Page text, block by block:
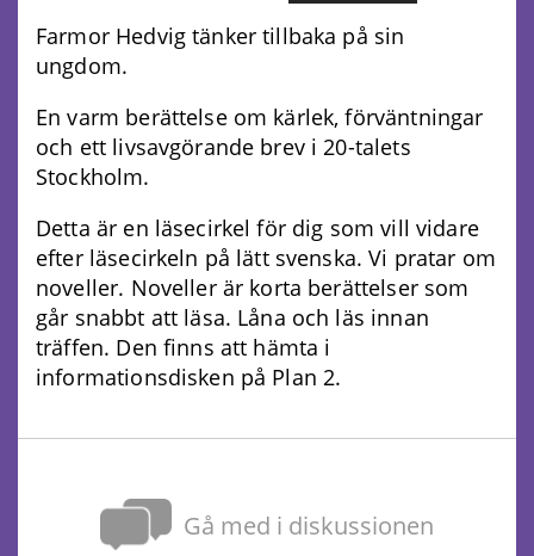
Farmor Hedvig tänker tillbaka på sin
ungdom.
En varm berättelse om kärlek, förväntningar
och ett livsavgörande brev i 20-talets
Stockholm.
Detta är en läsecirkel för dig som vill vidare
efter läsecirkeln på lätt svenska. Vi pratar om
noveller. Noveller är korta berättelser som
går snabbt att läsa. Låna och läs innan
träffen. Den finns att hämta i
informationsdisken på Plan 2.
Gå med i diskussionen